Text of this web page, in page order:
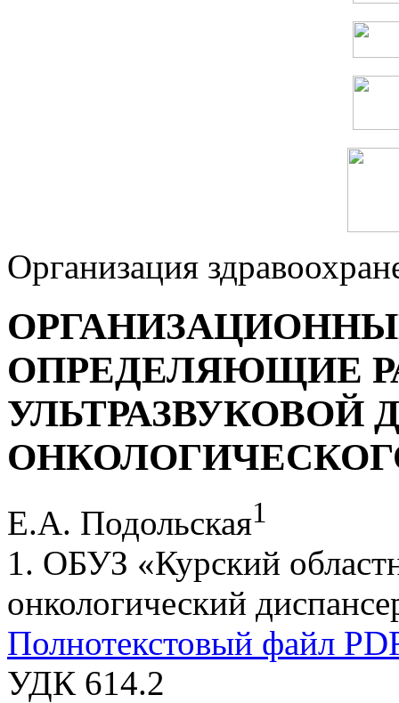
Организация
ОПРЕДЕЛЯЮЩИЕ
УЛЬТРАЗВУКОВОЙ
Е.А. Подольская1
1. ОБУЗ «Курский
онкологический
Полнотекстовый файл
УДК 614.2